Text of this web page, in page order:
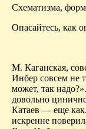
Схематизма,
Опасайтесь, как
М. Каганская,
Инбер совсем не
может, так надо?».
довольно
Катаев — еще
искренне